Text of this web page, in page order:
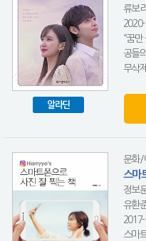
알라딘
류보
“꿈
공들
무삭
문화/
스마
정보
유환
스마